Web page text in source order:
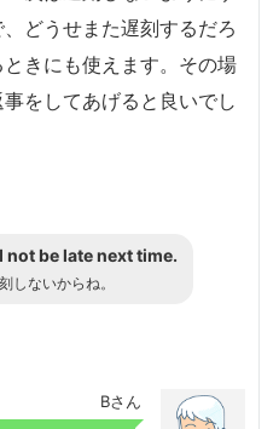
どうせまた遅刻するだろ
きにも使えます。その場
をしてあげると良いでし
not be late next time.
しないからね。
Bさん